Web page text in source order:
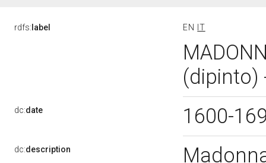
rdfs: label EN IT
(dipinto)
dc:date 1600-
dc:description